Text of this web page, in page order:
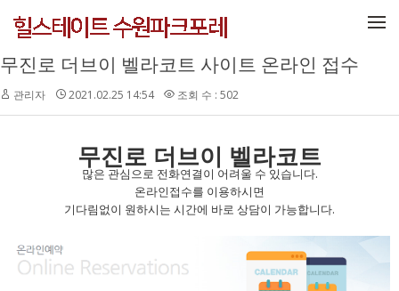
무진로 더브이 벨라코트 사이트 온라인 접수
관리자 2021.02.25 14:54 조회 수 : 502
무진로 더브이 벨라코트
많은 관심으로 전화연결이 어려울 수 있습니다.
온라인접수를 이용하시면
기다림없이 원하시는 시간에 바로 상담이 가능합니다.